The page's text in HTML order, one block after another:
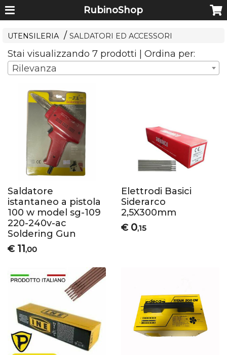
RubinoShop
UTENSILERIA SALDATORI ED ACCESSORI
Stai visualizzando 7 prodotti | Ordina per:
Rilevanza
Saldatore
istantaneo a pistola
100 w model sg-109
220-240v-ac
Soldering Gun
€ 11,00
Elettrodi Basici
Siderarco
2,5X300mm
€ 0,15